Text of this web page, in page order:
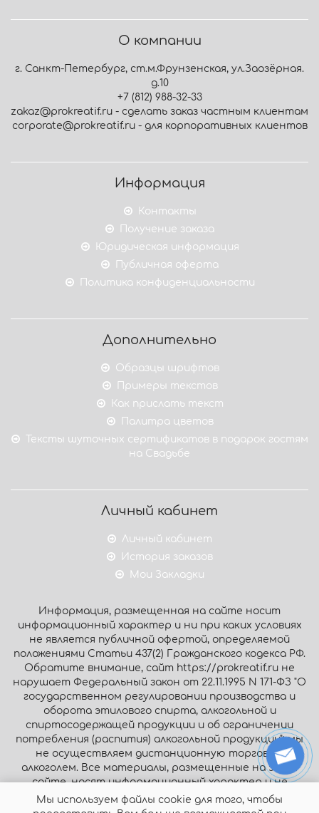
О компании
г. Санкт-Петербург, ст.м.Фрунзенская, ул.Заозёрная.
д.10
+7 (812) 988-32-33
zakaz@prokreatif.ru - сделать заказ частным клиентам
corporate@prokreatif.ru - для корпоративных клиентов
Информация
Контакты
Получение заказа
Юридическая информация
Публичная оферта
Политика конфиденциальности
Дополнительно
Образцы шрифтов
Примеры текстов
Как прислать текст
Палитра цветов
Тексты шуточных сертификатов в подарок гостям
на Свадьбе
Личный кабинет
Личный кабинет
История заказов
Мои Закладки
Информация, размещенная на сайте носит
информационный характер и ни при каких условиях
не является публичной офертой, определяемой
положениями Статьи 437(2) Гражданского кодекса РФ.
Обратите внимание, сайт https://prokreatif.ru не
нарушает Федеральный закон от 22.11.1995 N 171-ФЗ "О
государственном регулировании производства и
оборота этилового спирта, алкогольной и
спиртосодержащей продукции и об ограничении
потребления (распития) алкогольной продукции": мы
не осуществляем дистанционную торговлю
алкоголем. Все материалы, размещенные на этом
сайте, носят информационный характер и не
являются публичной офертой.
Мы используем файлы cookie для того, чтобы